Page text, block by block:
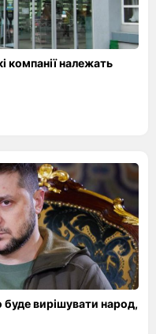
компанії належать
вирішувати народ,